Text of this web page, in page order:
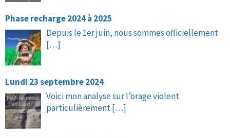
Phase recharge 2024 à 2025
Depuis le 1er juin, nous sommes officiellement
[…]
Lundi 23 septembre 2024
Voici mon analyse sur l’orage violent
particulièrement[…]